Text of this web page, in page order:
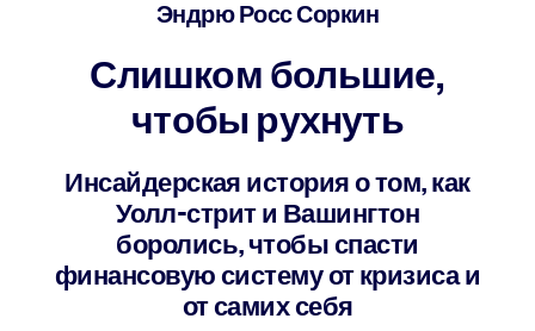
ПО СИСТЕМАМ
Для LMS/LXP
Интегрируйте краткие проверенные знания в вашу LMS/LXP для
лучших результатов обучения.
Для корпоративных библиотек
Обогатите корпоративную библиотеку надежными и готовыми к
использованию бизнес-знаниями.
Эндрю Росс Соркин
Слишком большие,
чтобы рухнуть
Инсайдерская история о том, как
Уолл-стрит и Вашингтон
боролись, чтобы спасти
финансовую систему от кризиса и
от самих себя